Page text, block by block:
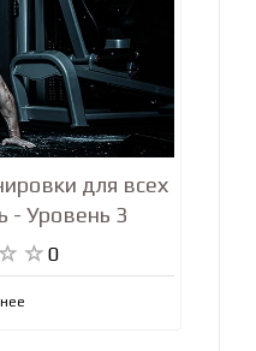
для всех
- Уровень 3
0